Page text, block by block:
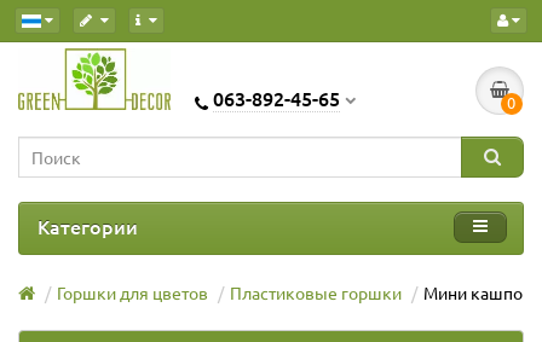
063-892-45-65 0
Категории
Горшки для цветов Пластиковые горшки Мини кашпо